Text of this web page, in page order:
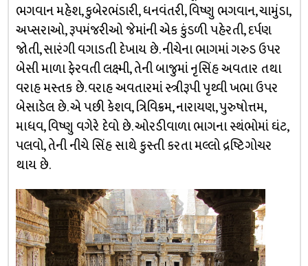
ભગવાન મહેશ, કુબેરભંડારી, ધનવંતરી, વિષ્ણુ ભગવાન, ચામુંડા,
અપ્સરાઓ, રૂપમંજરીઓ જેમાંની એક કુંડળી પહેરતી, દર્પણ
જોતી, સારંગી વગાડતી દેખાય છે. નીચેના ભાગમાં ગરુડ ઉપર
બેસી માળા ફેરવતી લક્ષ્મી, તેની બાજુમાં નૃસિંહ અવતાર તથા
વરાહ મસ્તક છે. વરાહ અવતારમાં સ્ત્રીરૂપી પૃથ્વી ખભા ઉપર
બેસાડેલ છે. એ પછી કેશવ, ત્રિવિક્રમ, નારાયણ, પુરુષોત્તમ,
માધવ, વિષ્ણુ વગેરે દેવો છે. ઓરડીવાળા ભાગના સ્થંભોમાં ઘંટ,
પલવો, તેની નીચે સિંહ સાથે કુસ્તી કરતા મલ્લો દ્રષ્ટિગોચર
થાય છે.